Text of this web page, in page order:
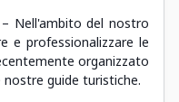
Nell'ambito del nostro
e professionalizzare le
organizzato
guide turistiche.